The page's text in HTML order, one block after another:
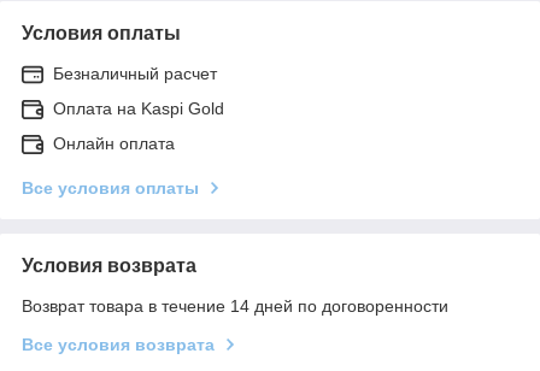
Условия оплаты
Безналичный расчет
Оплата на Kaspi Gold
Онлайн оплата
Все условия оплаты
Условия возврата
Возврат товара в течение 14 дней по договоренности
Все условия возврата